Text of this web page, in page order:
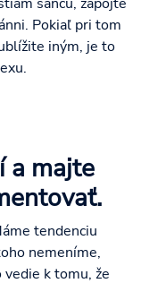
Pokiaľ pri tom
iným, je to
a majte
tendenciu
nemeníme,
k tomu, že